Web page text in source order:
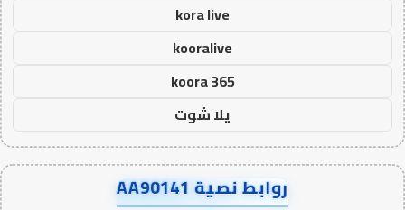
kora live
kooralive
koora 365
يلا شوت
روابط نصية AA90141